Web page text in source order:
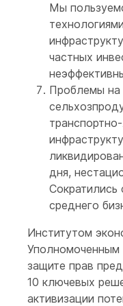
Мы
частных
Проблемы на
дня,
среднего
Институтом
защите прав
10 ключевых
активизации